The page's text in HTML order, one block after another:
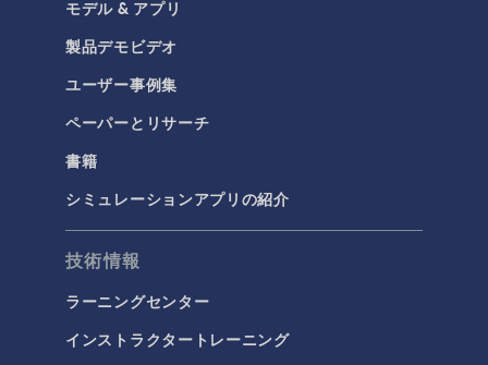
モデル & アプリ
製品デモビデオ
ユーザー事例集
ペーパーとリサーチ
書籍
シミュレーションアプリの紹介
技術情報
ラーニングセンター
インストラクタートレーニング